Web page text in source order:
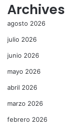
Archives
agosto 2026
julio 2026
junio 2026
mayo 2026
abril 2026
marzo 2026
febrero 2026